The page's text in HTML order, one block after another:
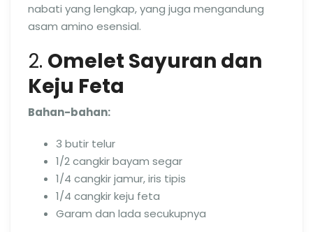
nabati yang lengkap, yang juga mengandung
asam amino esensial.
2. Omelet Sayuran dan
Keju Feta
Bahan-bahan:
3 butir telur
1/2 cangkir bayam segar
1/4 cangkir jamur, iris tipis
1/4 cangkir keju feta
Garam dan lada secukupnya